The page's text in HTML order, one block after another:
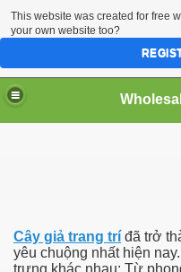
Cây giả trang trí đã trở
yêu chuộng nhất hiện
trưng khác nhau: Từ
This website was created for free
your own website too?